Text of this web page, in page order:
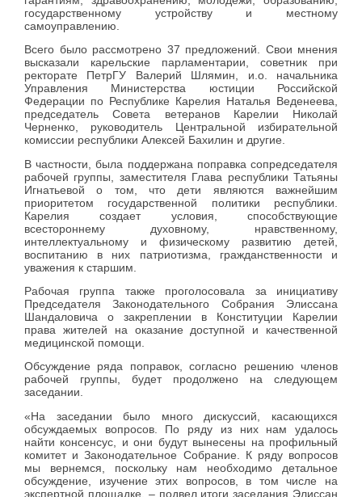
государственному устройству и местному
самоуправлению.
Всего было рассмотрено 37 предложений. Свои мнения
высказали карельские парламентарии, советник при
ректорате ПетрГУ Валерий Шлямин, и.о. начальника
Управления Министерства юстиции Российской
Федерации по Республике Карелия Наталья Веденеева,
председатель Совета ветеранов Карелии Николай
Черненко, руководитель Центральной избирательной
комиссии республики Алексей Бахилин и другие.
В частности, была поддержана поправка сопредседателя
рабочей группы, заместителя Глава республики Татьяны
Игнатьевой о том, что дети являются важнейшим
приоритетом государственной политики республики.
Карелия создает условия, способствующие
всестороннему духовному, нравственному,
интеллектуальному и физическому развитию детей,
воспитанию в них патриотизма, гражданственности и
уважения к старшим.
Рабочая группа также проголосовала за инициативу
Председателя Законодательного Собрания Элиссана
Шандаловича о закреплении в Конституции Карелии
права жителей на оказание доступной и качественной
медицинской помощи.
Обсуждение ряда поправок, согласно решению членов
рабочей группы, будет продолжено на следующем
заседании.
«На заседании было много дискуссий, касающихся
обсуждаемых вопросов. По ряду из них нам удалось
найти консенсус, и они будут вынесены на профильный
комитет и Законодательное Собрание. К ряду вопросов
мы вернемся, поскольку нам необходимо детальное
обсуждение, изучение этих вопросов, в том числе на
экспертной площадке, – подвел итоги заседания Элиссан